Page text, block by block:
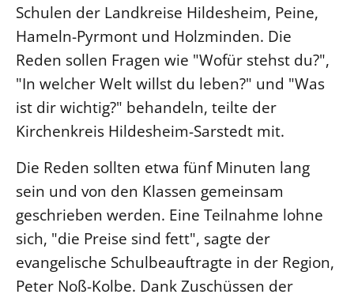
Schulen der Landkreise Hildesheim, Peine,
Hameln-Pyrmont und Holzminden. Die
Reden sollen Fragen wie "Wofür stehst du?",
"In welcher Welt willst du leben?" und "Was
ist dir wichtig?" behandeln, teilte der
Kirchenkreis Hildesheim-Sarstedt mit.
Die Reden sollten etwa fünf Minuten lang
sein und von den Klassen gemeinsam
geschrieben werden. Eine Teilnahme lohne
sich, "die Preise sind fett", sagte der
evangelische Schulbeauftragte in der Region,
Peter Noß-Kolbe. Dank Zuschüssen der
Fachstelle Sexualisierte Gewalt
Beschwerdestellen
Kirchenämter
Gleichstellung
Datenschutz
Geschäftsstelle Landessynode
LANDESSYNODE
27. Landessynode
Kontakt
Hintergrund